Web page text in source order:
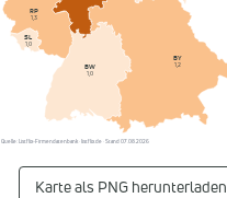
BW
1,0
BY
1,2
RP
1,3
SL
1,0
Quelle: Listflix-Firmendatenbank · listflix.de · Stand 07.08.2026
Karte als PNG herunterladen